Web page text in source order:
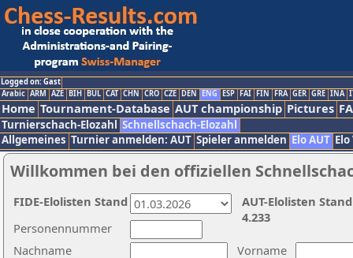
Logged on: Gast
Arabic ARM AZE BIH BUL CAT CHN CRO CZE DEN ENG ESP FAI FIN FRA GER GRE INA
Home Tournament-Database AUT championship Pictures
Turnierschach-Elozahl Schnellschach-Elozahl
Allgemeines Turnier anmelden: AUT Spieler anmelden Elo AUT
Willkommen bei den offiziellen
Nachname
Vorname
Personennummer
AUT-Elolisten
4.233
FIDE-Elolisten Stand